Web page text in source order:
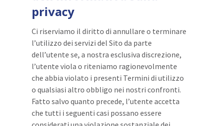
privacy
Ci riserviamo il diritto di annullare o terminare
l’utilizzo dei servizi del Sito da parte
dell’utente se, a nostra esclusiva discrezione,
l’utente viola o riteniamo ragionevolmente
che abbia violato i presenti Termini di utilizzo
o qualsiasi altro obbligo nei nostri confronti.
Fatto salvo quanto precede, l’utente accetta
che tutti i seguenti casi possano essere